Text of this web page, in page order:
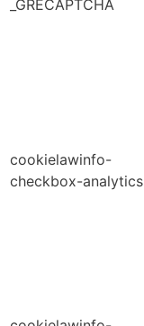
_GRECAPTCHA
cookielawinfo-
checkbox-analytics